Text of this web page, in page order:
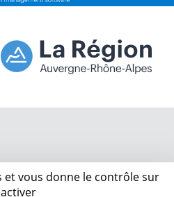
et vous donne le contrôle sur